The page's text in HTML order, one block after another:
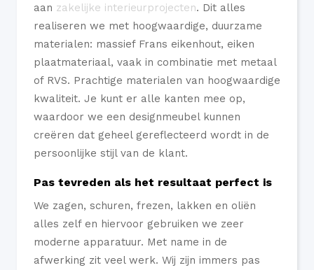
aan zakelijke interieurprojecten. Dit alles
realiseren we met hoogwaardige, duurzame
materialen: massief Frans eikenhout, eiken
plaatmateriaal, vaak in combinatie met metaal
of RVS. Prachtige materialen van hoogwaardige
kwaliteit. Je kunt er alle kanten mee op,
waardoor we een designmeubel kunnen
creëren dat geheel gereflecteerd wordt in de
persoonlijke stijl van de klant.
Pas tevreden als het resultaat perfect is
We zagen, schuren, frezen, lakken en oliën
alles zelf en hiervoor gebruiken we zeer
moderne apparatuur. Met name in de
afwerking zit veel werk. Wij zijn immers pas